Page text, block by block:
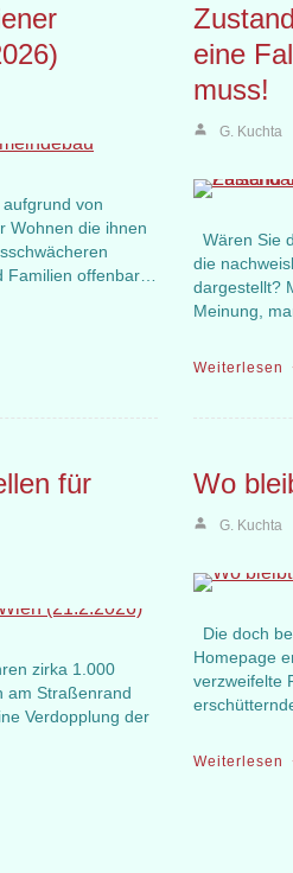
von
Wohnen die ihnen
Familien offenbar…
eine
muss!
G. Kuchta
Wären Sie
die
dargestellt?
Meinung,
Weiterlesen
für
zirka 1.000
am Straßenrand
Verdopplung der
Wo
G. Kuchta
Die doch
Homepage
verzweifelte
Weiterlesen